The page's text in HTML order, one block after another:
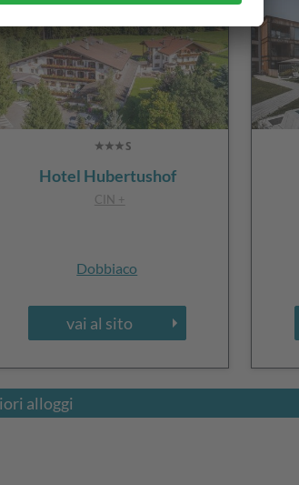
Hotel Hubertushof
CIN +
Dobbiaco
vai al sito
alloggi